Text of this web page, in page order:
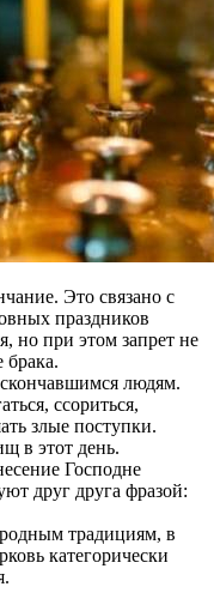
Это связано с
праздников
но при этом запрет не
брака.
людям.
ссориться,
злые поступки.
в этот день.
Господне
друг друга фразой:
традициям, в
категорически